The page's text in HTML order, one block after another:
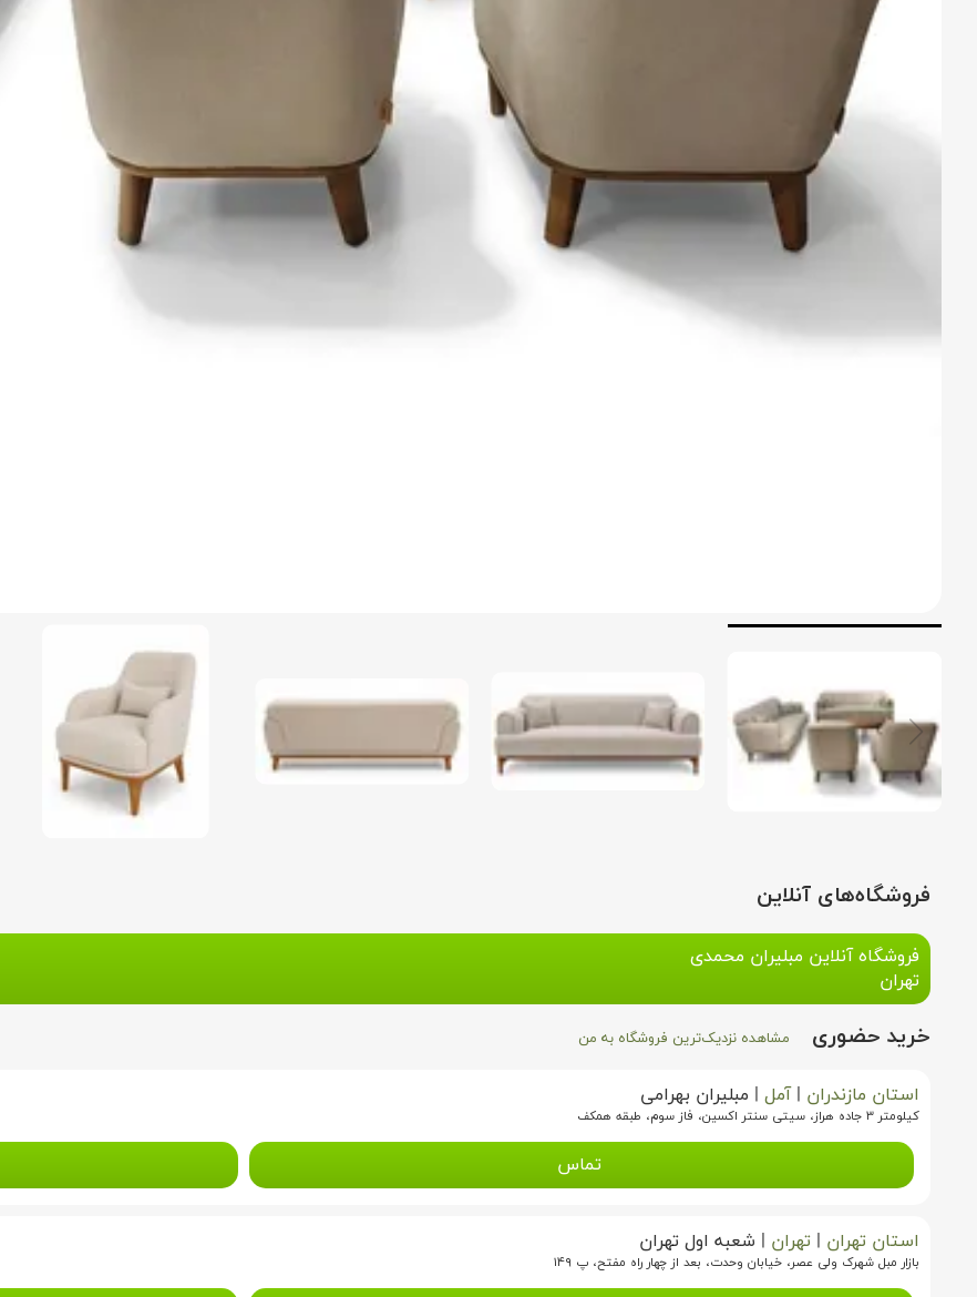
فروشگاه‌های آنلاین
فروشگاه آنلاین مبلیران محمدی
تهران
خرید حضوری مشاهده نزدیک‌ترین فروشگاه به من
استان مازندران |آمل | مبلیران بهرامی
کیلومتر ۳ جاده هراز، سیتی سنتر اکسین، فاز سوم، طبقه همکف
تماس
استان تهران | تهران | شعبه اول تهران
بازار مبل شهرک ولی عصر، خیابان وحدت، بعد از چهار راه مفتح، پ ۱۴۹